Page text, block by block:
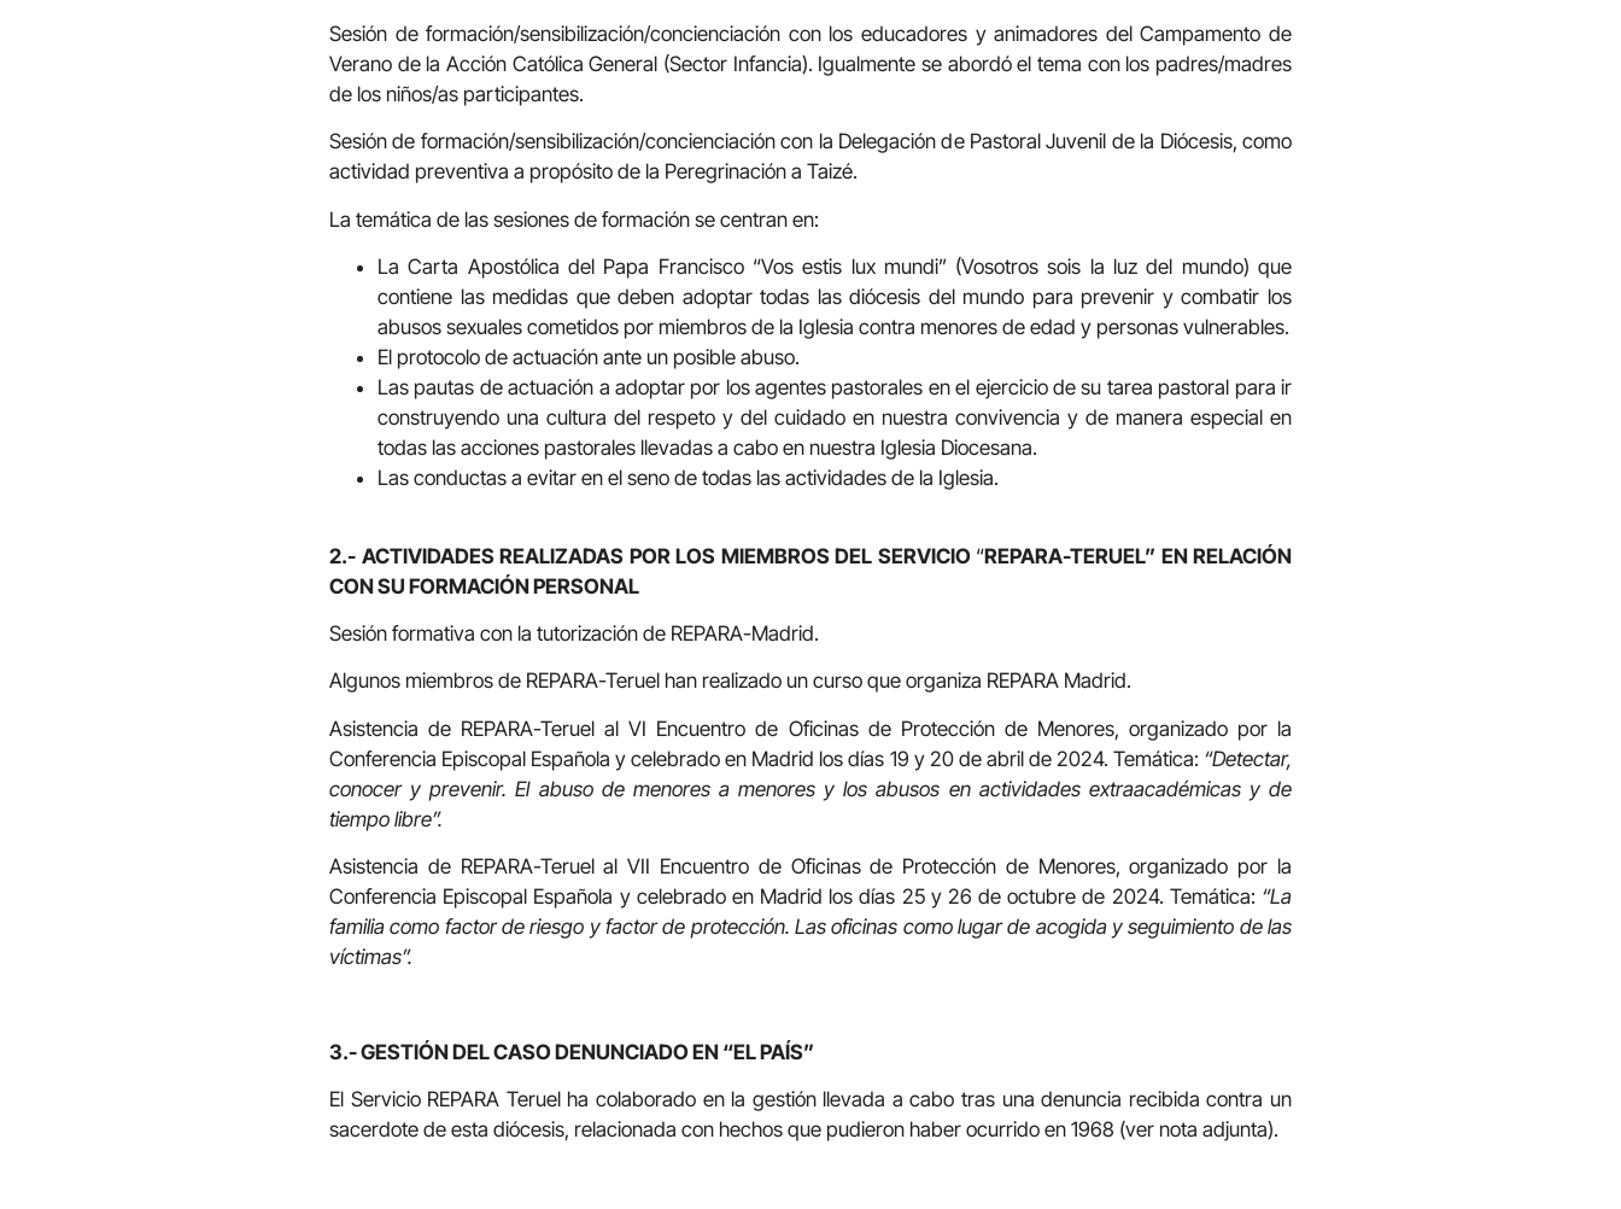
Sesión de formación/sensibilización/concienciación con los educadores y animadores del Campamento de
Verano de la Acción Católica General (Sector Infancia). Igualmente se abordó el tema con los padres/madres
de los niños/as participantes.
Sesión de formación/sensibilización/concienciación con la Delegación de Pastoral Juvenil de la Diócesis, como
actividad preventiva a propósito de la Peregrinación a Taizé.
La temática de las sesiones de formación se centran en:
La Carta Apostólica del Papa Francisco “Vos estis lux mundi” (Vosotros sois la luz del mundo) que
contiene las medidas que deben adoptar todas las diócesis del mundo para prevenir y combatir los
abusos sexuales cometidos por miembros de la Iglesia contra menores de edad y personas vulnerables.
El protocolo de actuación ante un posible abuso.
Las pautas de actuación a adoptar por los agentes pastorales en el ejercicio de su tarea pastoral para ir
construyendo una cultura del respeto y del cuidado en nuestra convivencia y de manera especial en
todas las acciones pastorales llevadas a cabo en nuestra Iglesia Diocesana.
Las conductas a evitar en el seno de todas las actividades de la Iglesia.
2.- ACTIVIDADES REALIZADAS POR LOS MIEMBROS DEL SERVICIO “REPARA-TERUEL” EN RELACIÓN
CON SU FORMACIÓN PERSONAL
Sesión formativa con la tutorización de REPARA-Madrid.
Algunos miembros de REPARA-Teruel han realizado un curso que organiza REPARA Madrid.
Asistencia de REPARA-Teruel al VI Encuentro de Oficinas de Protección de Menores, organizado por la
Conferencia Episcopal Española y celebrado en Madrid los días 19 y 20 de abril de 2024. Temática: “Detectar,
conocer y prevenir. El abuso de menores a menores y los abusos en actividades extraacadémicas y de
tiempo libre”.
Asistencia de REPARA-Teruel al VII Encuentro de Oficinas de Protección de Menores, organizado por la
Conferencia Episcopal Española y celebrado en Madrid los días 25 y 26 de octubre de 2024. Temática: “La
familia como factor de riesgo y factor de protección. Las oficinas como lugar de acogida y seguimiento de las
víctimas”.
3.- GESTIÓN DEL CASO DENUNCIADO EN “EL PAÍS”
El Servicio REPARA Teruel ha colaborado en la gestión llevada a cabo tras una denuncia recibida contra un
sacerdote de esta diócesis, relacionada con hechos que pudieron haber ocurrido en 1968 (ver nota adjunta).